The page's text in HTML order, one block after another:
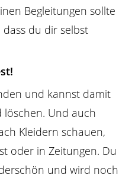
Begleitungen sollte
du dir selbst
und kannst damit
löschen. Und auch
Kleidern schauen,
oder in Zeitungen. Du
und wird noch